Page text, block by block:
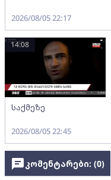
2026/08/05 22:17
საქმეზე
14:08
2026/08/05 22:45
კომენტარები: (0)